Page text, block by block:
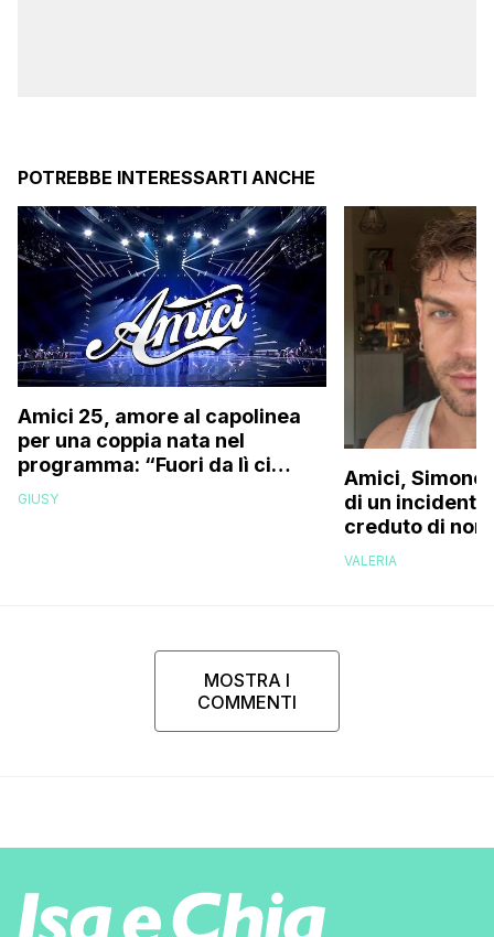
POTREBBE INTERESSARTI ANCHE
Amici 25, amore al capolinea
per una coppia nata nel
programma: “Fuori da lì ci
siamo resi conto che…”
GIUSY
Amici, Simone
di un incidente
creduto di
più la mia
VALERIA
MOSTRA I
COMMENTI